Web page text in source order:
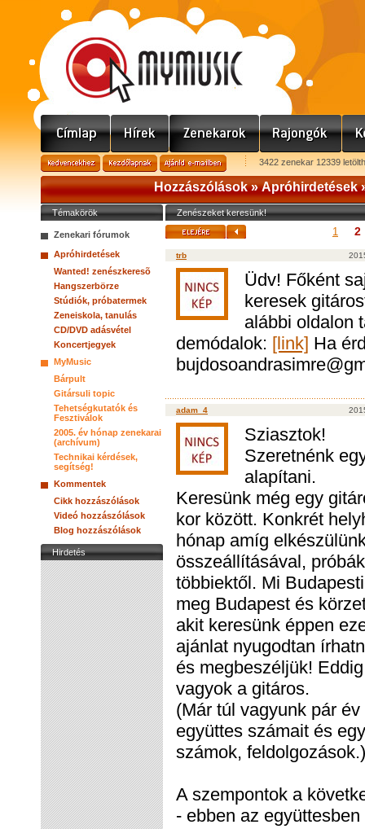
3422 zenekar 12339
Hozzászólások »Apróhirdetések
Témakörök
Zenekari fórumok
Apróhirdetések
Wanted! zenészkeresõ
Hangszerbörze
Stúdiók, próbatermek
Zeneiskola, tanulás
CD/DVD adásvétel
Koncertjegyek
MyMusic
Bárpult
Gitársuli topic
Tehetségkutatók és
Fesztiválok
2005. év hónap zenekarai
(archívum)
Technikai kérdések,
segítség!
Kommentek
Cikk hozzászólások
Videó hozzászólások
Blog hozzászólások
Hirdetés
Zenészeket keresünk!
1 2
trb
Üdv! Főként
keresek
alábbi oldalon
demódalok: [link] Ha
adam_4
Sziasztok!
Szeretnénk
alapítani.
Keresünk még egy
kor között. Konkrét
hónap amíg
összeállításával,
többiektől. Mi
meg Budapest és
akit keresünk éppen
ajánlat nyugodtan
és megbeszéljük!
vagyok a gitáros.
(Már túl vagyunk pár
együttes számait és
számok, feldolgozások.)
A szempontok a
- ebben az